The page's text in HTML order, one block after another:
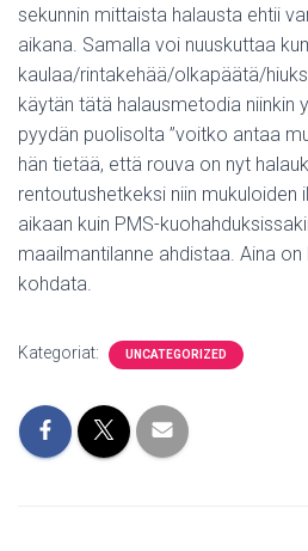
sekunnin mittaista halausta ehtii
aikana. Samalla voi nuuskuttaa
kaulaa/rintakehää/olkapäätä/
käytän tätä halausmetodia niinkin
pyydän puolisolta ”voitko antaa
hän tietää, että rouva on nyt
rentoutushetkeksi niin mukuloiden
aikaan kuin PMS-
maailmantilanne ahdistaa. Aina
kohdata.
Kategoriat: UNCATEGORIZED